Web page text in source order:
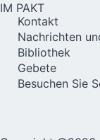
IM PAKT
Kontakt
Nachrichten
Bibliothek
Gebete
Besuchen Sie